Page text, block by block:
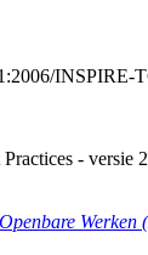
INSPIRE-
- versie
Werken